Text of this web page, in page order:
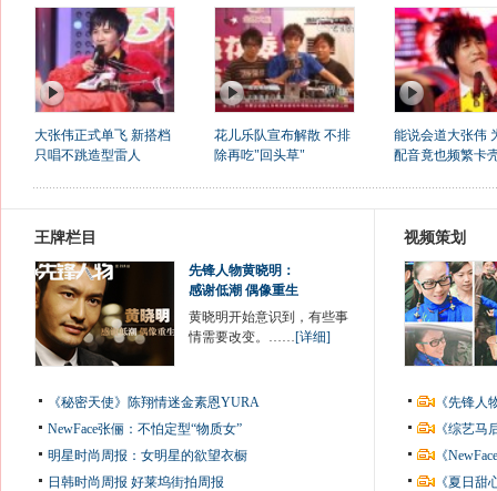
大张伟正式单飞 新搭档
只唱不跳造型雷人
花儿乐队宣布解散 不排
除再吃"回头草"
能说会道大张伟
配音竟也频繁卡
王牌栏目
先锋人物黄晓明：
感谢低潮 偶像重生
黄晓明开始意识到，有些事
情需要改变。……[详细]
《秘密天使》陈翔情迷金素恩YURA
NewFace张俪：不怕定型“物质女”
明星时尚周报：女明星的欲望衣橱
日韩时尚周报 好莱坞街拍周报
视频策划
《先锋
《综艺
《
《夏日